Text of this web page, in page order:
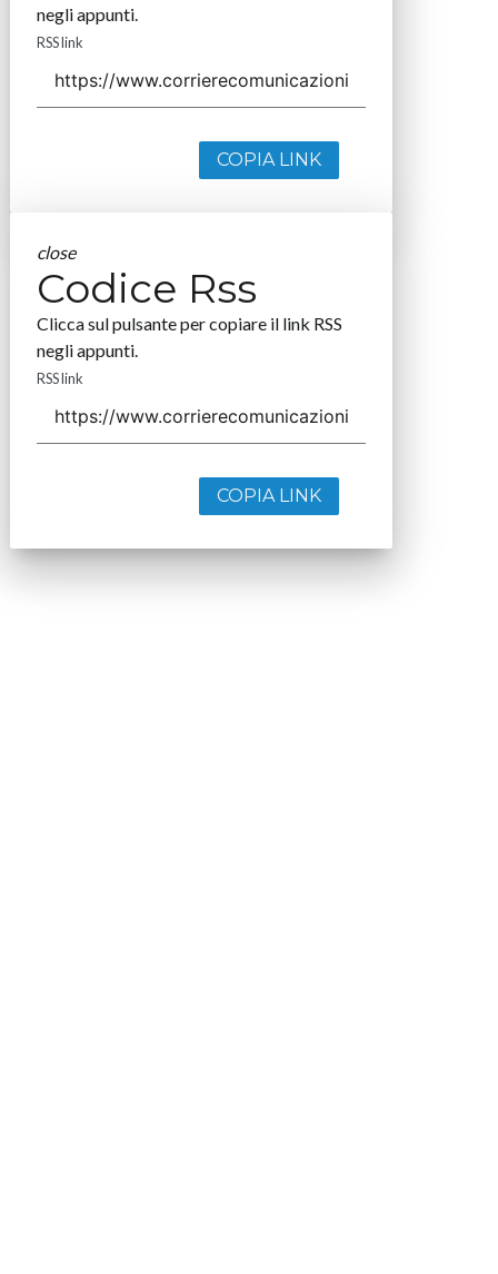
negli appunti.
RSS link
COPIA LINK
close
Codice Rss
Clicca sul pulsante per copiare il link RSS
negli appunti.
RSS link
COPIA LINK